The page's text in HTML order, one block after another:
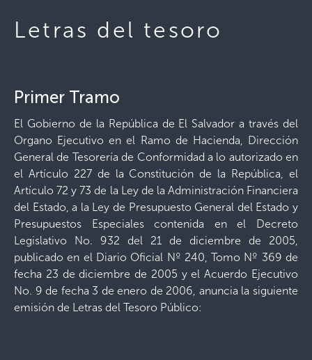
Letras del tesoro
Primer Tramo
El Gobierno de la República de El Salvador a través del
Organo Ejecutivo en el Ramo de Hacienda, Dirección
General de Tesorería de Conformidad a lo autorizado en
el Artículo 227 de la Constitución de la República, el
Artículo 72 y 73 de la Ley de la Administración Financiera
del Estado, a la Ley de Presupuesto General del Estado y
Presupuestos Especiales contenida en el Decreto
Legislativo No. 932 del 21 de diciembre de 2005,
publicado en el Diario Oficial Nº 240, Tomo Nº 369 de
fecha 23 de diciembre de 2005 y el Acuerdo Ejecutivo
No. 9 de fecha 3 de enero de 2006, anuncia la siguiente
emisión de Letras del Tesoro Público: